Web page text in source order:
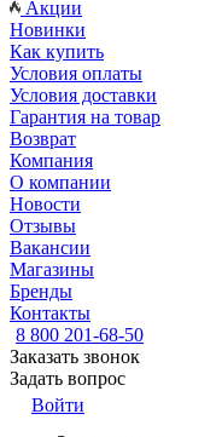
Акции
Новинки
Как купить
Условия оплаты
Условия доставки
Гарантия на товар
Возврат
Компания
О компании
Новости
Отзывы
Вакансии
Магазины
Бренды
Контакты
8 800 201-68-50
Заказать звонок
Задать вопрос
Войти